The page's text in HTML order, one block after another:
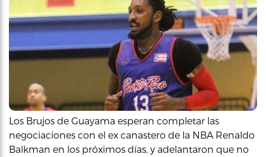
Los Brujos de Guayama esperan completar las
negociaciones con el ex canastero de la NBA Renaldo
Balkman en los próximos días, y adelantaron que no